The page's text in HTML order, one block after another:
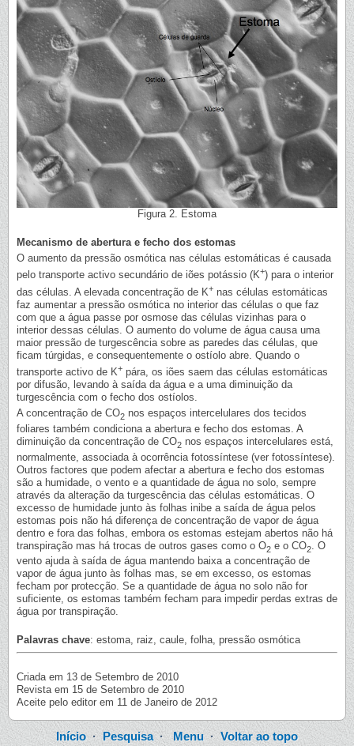
Figura 2. Estoma
Mecanismo de abertura e fecho dos estomas
O aumento da pressão osmótica nas células estomáticas é causada
pelo transporte activo secundário de iões potássio (K+) para o interior
das células. A elevada concentração de K+ nas células estomáticas
faz aumentar a pressão osmótica no interior das células o que faz
com que a água passe por osmose das células vizinhas para o
interior dessas células. O aumento do volume de água causa uma
maior pressão de turgescência sobre as paredes das células, que
ficam túrgidas, e consequentemente o ostíolo abre. Quando o
transporte activo de K+ pára, os iões saem das células estomáticas
por difusão, levando à saída da água e a uma diminuição da
turgescência com o fecho dos ostíolos.
A concentração de CO2 nos espaços intercelulares dos tecidos
foliares também condiciona a abertura e fecho dos estomas. A
diminuição da concentração de CO2 nos espaços intercelulares está,
normalmente, associada à ocorrência fotossíntese (ver fotossíntese).
Outros factores que podem afectar a abertura e fecho dos estomas
são a humidade, o vento e a quantidade de água no solo, sempre
através da alteração da turgescência das células estomáticas. O
excesso de humidade junto às folhas inibe a saída de água pelos
estomas pois não há diferença de concentração de vapor de água
dentro e fora das folhas, embora os estomas estejam abertos não há
transpiração mas há trocas de outros gases como o O2 e o CO2
. O
vento ajuda à saída de água mantendo baixa a concentração de
vapor de água junto às folhas mas, se em excesso, os estomas
fecham por protecção. Se a quantidade de água no solo não for
suficiente, os estomas também fecham para impedir perdas extras de
água por transpiração.
Palavras chave: estoma, raiz, caule, folha, pressão osmótica
Criada em 13 de Setembro de 2010
Revista em 15 de Setembro de 2010
Aceite pelo editor em 11 de Janeiro de 2012
Início·Pesquisa·Menu ·Voltar ao topo